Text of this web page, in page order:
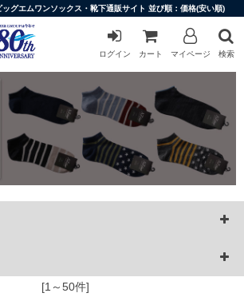
グエムワンソックス・靴下通販サイト 並び順：価格(安い順)
ログイン カート マイページ 検索
[1～50件]